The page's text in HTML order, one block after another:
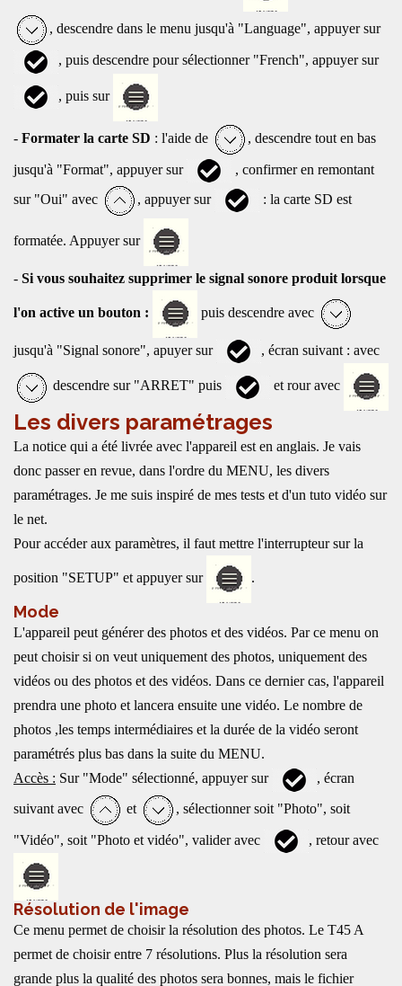
, descendre dans le menu jusqu'à "Language", appuyer sur
, puis descendre pour sélectionner "French", appuyer sur
, puis sur
- Formater la carte SD : l'aide de , descendre tout en bas
jusqu'à "Format", appuyer sur
, confirmer en remontant
sur "Oui" avec
, appuyer sur : la carte SD est
formatée. Appuyer sur
- Si vous souhaitez supprimer le signal sonore produit lorsque
l'on active un bouton : puis descendre avec
jusqu'à "Signal sonore", apuyer sur , écran suivant : avec
descendre sur "ARRET" puis et rour avec
Les divers paramétrages
La notice qui a été livrée avec l'appareil est en anglais. Je vais
donc passer en revue, dans l'ordre du MENU, les divers
paramétrages. Je me suis inspiré de mes tests et d'un tuto vidéo sur
le net.
Pour accéder aux paramètres, il faut mettre l'interrupteur sur la
position "SETUP" et appuyer sur .
Mode
L'appareil peut générer des photos et des vidéos. Par ce menu on
peut choisir si on veut uniquement des photos, uniquement des
vidéos ou des photos et des vidéos. Dans ce dernier cas, l'appareil
prendra une photo et lancera ensuite une vidéo. Le nombre de
photos ,les temps intermédiaires et la durée de la vidéo seront
paramétrés plus bas dans la suite du MENU.
Accès : Sur "Mode" sélectionné, appuyer sur
, écran
suivant avec
et , sélectionner soit "Photo", soit
"Vidéo", soit "Photo et vidéo", valider avec , retour avec
Résolution de l'image
Ce menu permet de choisir la résolution des photos. Le T45 A
permet de choisir entre 7 résolutions. Plus la résolution sera
grande plus la qualité des photos sera bonnes, mais le fichier